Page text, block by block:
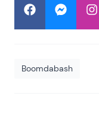
Boomdabash